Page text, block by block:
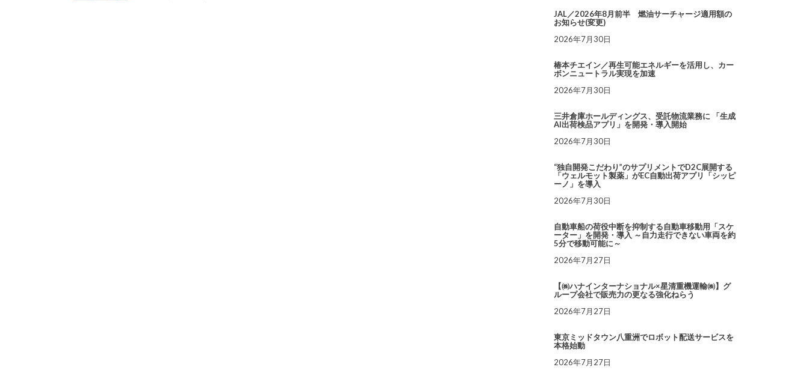
JAL／2026年8月前半 燃油サーチャージ適用額の
お知らせ(変更)
2026年7月30日
椿本チエイン／再生可能エネルギーを活用し、カー
ボンニュートラル実現を加速
2026年7月30日
三井倉庫ホールディングス、受託物流業務に 「生成
AI出荷検品アプリ」を開発・導入開始
2026年7月30日
“独自開発こだわり”のサプリメントでD2C展開する
「ウェルモット製薬」がEC自動出荷アプリ「シッピ
ーノ」を導入
2026年7月30日
自動車船の荷役中断を抑制する自動車移動用「スケ
ーター」を開発・導入 ～自力走行できない車両を約
5分で移動可能に～
2026年7月27日
【㈱ハナインターナショナル×星清重機運輸㈱】グ
ループ会社で販売力の更なる強化ねらう
2026年7月27日
東京ミッドタウン八重洲でロボット配送サービスを
本格始動
2026年7月27日